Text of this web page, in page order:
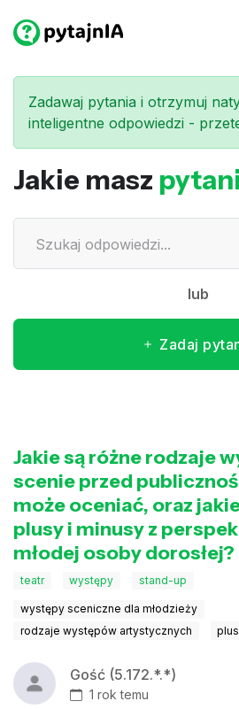
Zadawaj pytania i otrzymuj
inteligentne odpowiedzi -
Jakie masz
lub
Zadaj
Jakie są różne rodzaje
scenie przed
może oceniać, oraz
plusy i minusy z
młodej osoby dorosłej?
teatr występy stand-up
występy sceniczne dla młodzieży
rodzaje występów artystycznych
Gość (5.172.*.*)
1 rok temu